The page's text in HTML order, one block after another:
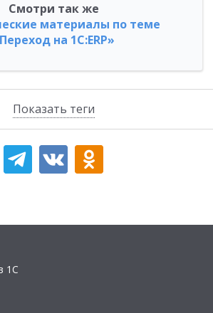
Показать теги
Смотри так же
материалы по теме
на 1C:ERP»
1С